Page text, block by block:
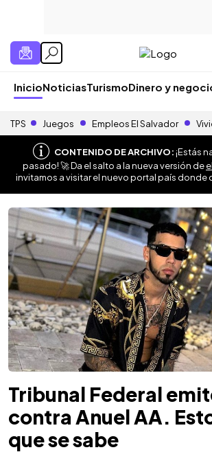
InicioNoticiasTurismoDinero y
TPS Juegos Empleos El Salvador
CONTENIDO DE ARCHIVO:¡Estás
pasado! 🚀 Da el salto a la nueva versión de
invitamos a visitar el nuevo portal país donde
Tribunal Federal
contra Anuel AA.
que se sabe